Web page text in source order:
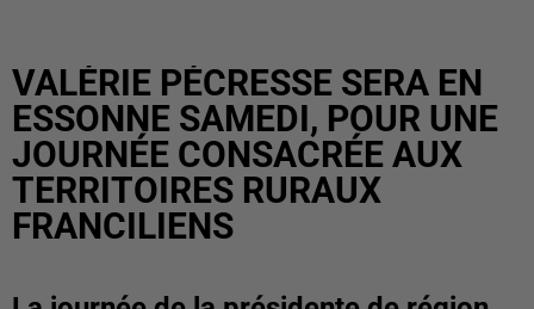
VALÉRIE PÉCRESSE SERA EN
ESSONNE SAMEDI, POUR UNE
JOURNÉE CONSACRÉE AUX
TERRITOIRES RURAUX
FRANCILIENS